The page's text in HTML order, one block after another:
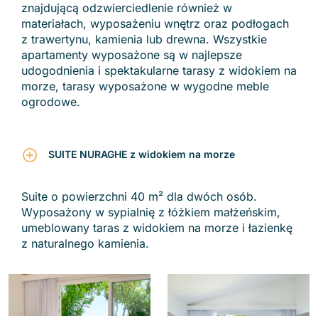
znajdującą odzwierciedlenie również w
materiałach, wyposażeniu wnętrz oraz podłogach
z trawertynu, kamienia lub drewna. Wszystkie
apartamenty wyposażone są w najlepsze
udogodnienia i spektakularne tarasy z widokiem na
morze, tarasy wyposażone w wygodne meble
ogrodowe.
SUITE NURAGHE z widokiem na morze
Suite o powierzchni 40 m² dla dwóch osób.
Wyposażony w sypialnię z łóżkiem małżeńskim,
umeblowany taras z widokiem na morze i łazienkę
z naturalnego kamienia.